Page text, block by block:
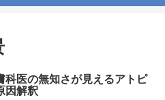
科医の無知さが見えるアトピ
因解釈